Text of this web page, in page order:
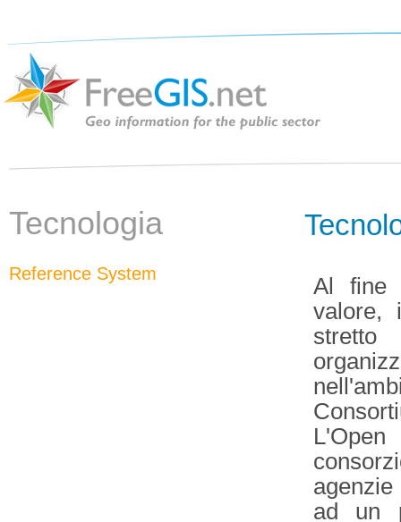
Tecnologia
Reference System
Al fine
valore,
ad un